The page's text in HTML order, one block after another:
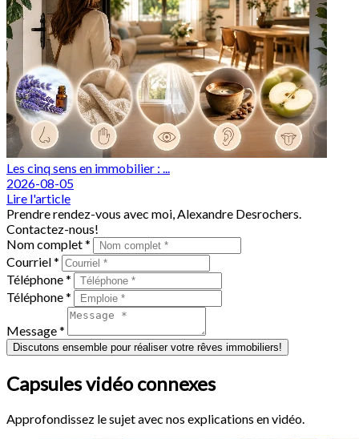
Les cinq sens en immobilier : ...
2026-08-05
Lire l'article
Prendre rendez-vous avec moi, Alexandre Desrochers.
Contactez-nous!
Nom complet *
Courriel *
Téléphone *
Téléphone *
Message *
Discutons ensemble pour réaliser votre rêves immobiliers!
Capsules vidéo connexes
Approfondissez le sujet avec nos explications en vidéo.